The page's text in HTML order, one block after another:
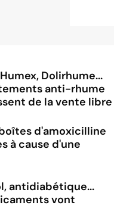
Dolirhume...
anti-rhume
de la vente libre
d'amoxicilline
à cause d'une
antidiabétique...
vont